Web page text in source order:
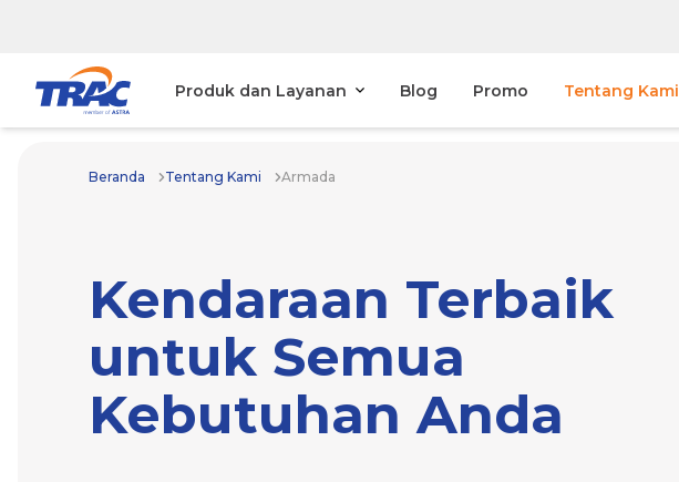
Produk dan Layanan Blog Promo Tentang Kami
Beranda Tentang Kami Armada
Kendaraan Terbaik
untuk Semua
Kebutuhan Anda